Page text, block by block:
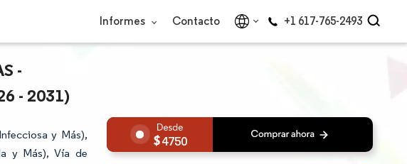
Informes Contacto +1 617-765-2493
-
- 2031)
y Más),
y Más), Vía de
4750